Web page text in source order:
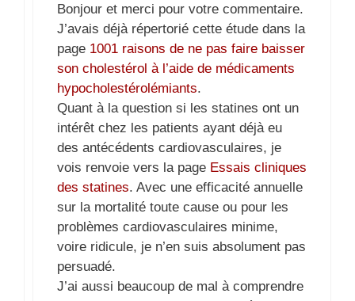
Bonjour et merci pour votre commentaire.
J’avais déjà répertorié cette étude dans la
page 1001 raisons de ne pas faire baisser
son cholestérol à l’aide de médicaments
hypocholestérolémiants.
Quant à la question si les statines ont un
intérêt chez les patients ayant déjà eu
des antécédents cardiovasculaires, je
vois renvoie vers la page Essais cliniques
des statines. Avec une efficacité annuelle
sur la mortalité toute cause ou pour les
problèmes cardiovasculaires minime,
voire ridicule, je n’en suis absolument pas
persuadé.
J’ai aussi beaucoup de mal à comprendre